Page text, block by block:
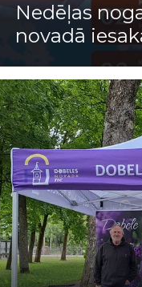
Nedēļas
novadā